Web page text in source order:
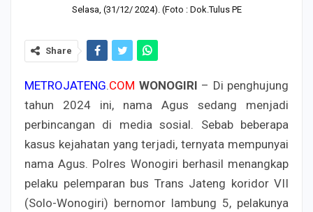
Selasa, (31/12/ 2024). (Foto : Dok.Tulus PE
Share
METROJATENG.COM WONOGIRI – Di penghujung
tahun 2024 ini, nama Agus sedang menjadi
perbincangan di media sosial. Sebab beberapa
kasus kejahatan yang terjadi, ternyata mempunyai
nama Agus. Polres Wonogiri berhasil menangkap
pelaku pelemparan bus Trans Jateng koridor VII
(Solo-Wonogiri) bernomor lambung 5, pelakunya